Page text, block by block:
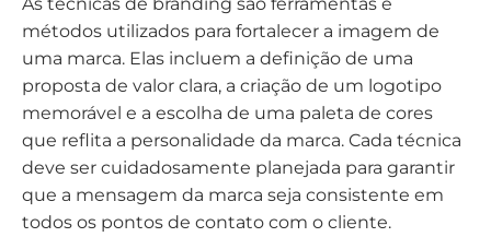
métodos utilizados para fortalecer a imagem de
uma marca. Elas incluem a definição de uma
proposta de valor clara, a criação de um logotipo
memorável e a escolha de uma paleta de cores
que reflita a personalidade da marca. Cada técnica
deve ser cuidadosamente planejada para garantir
que a mensagem da marca seja consistente em
todos os pontos de contato com o cliente.